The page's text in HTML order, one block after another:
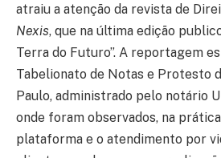
atraiu a atenção da revista de
Nexis, que na última edição
Terra do Futuro”. A reportagem
Tabelionato de Notas e Protesto
Paulo, administrado pelo notário
onde foram observados, na
plataforma e o atendimento por